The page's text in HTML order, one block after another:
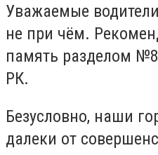
Уважаемые
не при чём.
память разделом
РК.
Безусловно, наши
далеки от